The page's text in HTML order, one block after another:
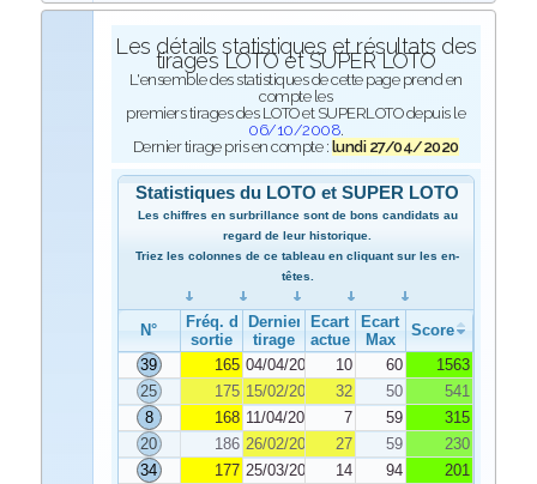
Les détails statistiques et résultats des
tirages LOTO et SUPER LOTO
L'ensemble des statistiques de cette page prend en
compte les
premiers tirages des LOTO et SUPERLOTO depuis le
06/10/2008.
Dernier tirage pris en compte : lundi 27/04/2020
Statistiques du LOTO et SUPER LOTO
Les chiffres en surbrillance sont de bons candidats au
regard de leur historique.
Triez les colonnes de ce tableau en cliquant sur les en-
têtes.
N°
Fréq. de
sortie
Dernier
tirage
Ecart
actuel
Ecart
Max
Score
39
165 04/04/2020 10 60
1563
25
175 15/02/2020 32 50
541
8
168 11/04/2020 7 59
315
20
186 26/02/2020 27 59
230
34
177 25/03/2020 14 94
201